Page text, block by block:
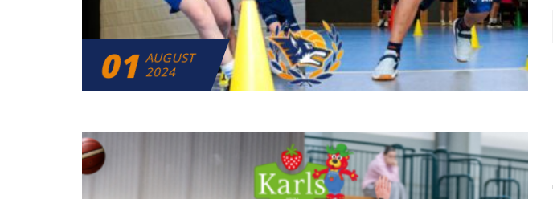
01 AUGUST
2024